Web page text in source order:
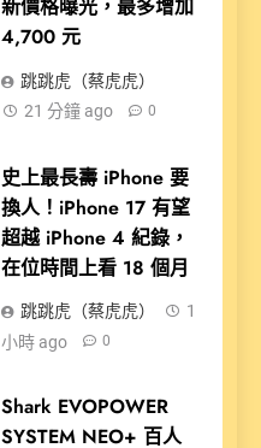
新價格曝光，最多增加
4,700 元
跳跳虎（蔡虎虎）
21 分鐘 ago
0
史上最長壽 iPhone 要
換人！iPhone 17 有望
超越 iPhone 4 紀錄，
在位時間上看 18 個月
跳跳虎（蔡虎虎）
1
小時 ago
0
Shark EVOPOWER
SYSTEM NEO+ 百人